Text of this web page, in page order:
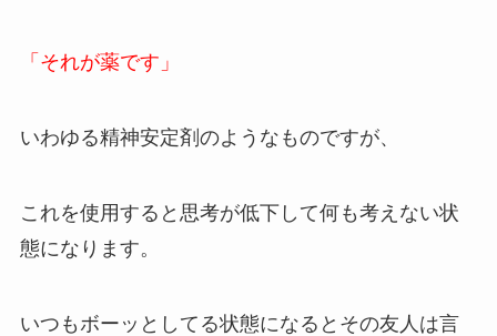
「それが薬です」
いわゆる精神安定剤のようなものですが、
これを使用すると思考が低下して何も考えない状
態になります。
いつもボーッとしてる状態になるとその友人は言